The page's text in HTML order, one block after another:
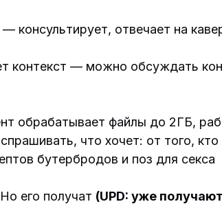
консультирует, отвечает на
контекст — можно обсуждать
обрабатывает файлы до 2ГБ,
что хочет: от того,
бутербродов и поз для секса
Но его получат (UPD: уже